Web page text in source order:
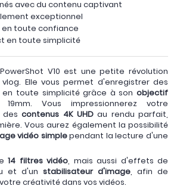
avec du contenu captivant
exceptionnel
toute confiance
en toute simplicité
V10 est une petite révolution
Elle vous permet d'enregistrer des
toute simplicité grâce à son objectif
Vous impressionnerez votre
descontenus 4K UHDau rendu parfait,
Vous aurez également la possibilité
vidéo simplependant la lecture d'une
14 filtres vidéo, mais aussi d'effets de
et d'un stabilisateur d'image, afin de
créativité dans vos vidéos.